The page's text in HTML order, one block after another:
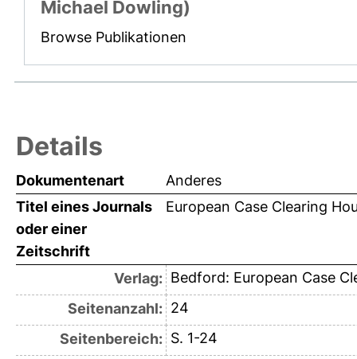
Michael Dowling)
Browse Publikationen
Details
Dokumentenart
Anderes
Titel eines Journals
oder einer
Zeitschrift
European Case Clearing
Verlag: Bedford: European Case
Seitenanzahl: 24
Seitenbereich: S. 1-24